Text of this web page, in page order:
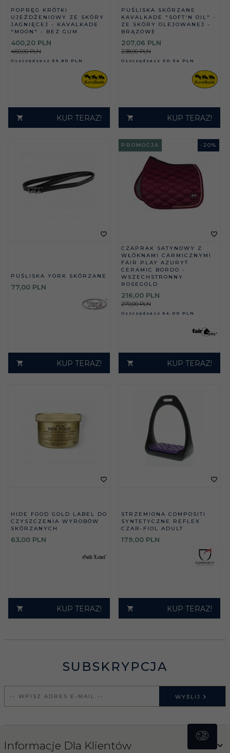
POPRĘG KRÓTKI
UJEŻDŻENIOWY ZE SKÓRY
JAGNIĘCEJ - KAVALKADE
"MOON" - BEZ GUM
400,20 PLN
460,00 PLN
Oszczędzasz 59.80 PLN
KUP TERAZ!
PUŚLISKA SKÓRZANE
KAVALKADE "SOFT'N OIL" -
ZE SKÓRY OLEJOWANEJ -
BRĄZOWE
207,06 PLN
238,00 PLN
Oszczędzasz 30.94 PLN
KUP TERAZ!
PUŚLISKA YORK SKÓRZANE
77,00 PLN
KUP TERAZ!
- 20%
PROMOCJA
CZAPRAK SATYNOWY Z
WŁÓKNAMI CARMICZNYMI
FAIR PLAY AZURYT
CERAMIC BORDO -
WSZECHSTRONNY
ROSEGOLD
216,00 PLN
270,00 PLN
Oszczędzasz 54.00 PLN
KUP TERAZ!
HIDE FOOD GOLD LABEL DO
CZYSZCZENIA WYROBÓW
SKÓRZANYCH
63,00 PLN
KUP TERAZ!
STRZEMIONA COMPOSITI
SYNTETYCZNE REFLEX
CZAR-FIOL ADULT
179,00 PLN
KUP TERAZ!
SUBSKRYPCJA
WYŚLIJ
Informacje Dla Klientów